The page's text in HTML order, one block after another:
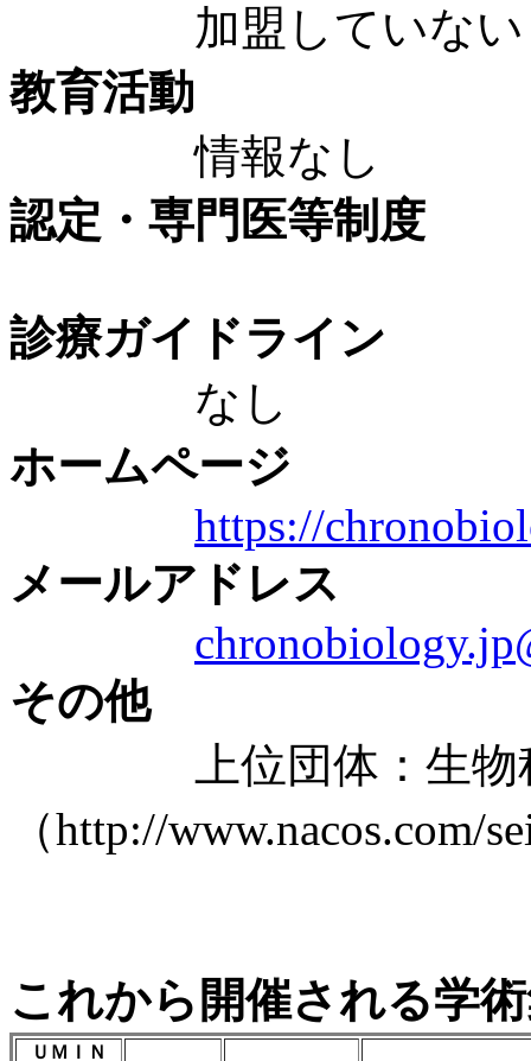
加盟していない
教育活動
情報なし
認定・専門医等制度
診療ガイドライン
なし
ホームページ
https://
メールアドレス
その他
上位団体：生物科
（http://www.nacos.com/
これから開催される学
ＵＭＩＮ